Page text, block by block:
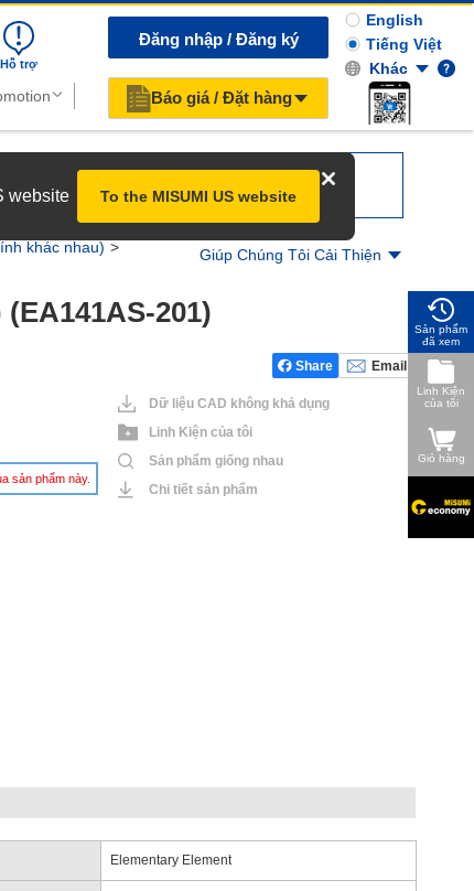
Hỗ trợ
Đăng nhập / Đăng ký
Báo giá / Đặt hàng
English
Tiếng Việt
Khác
website To the MISUMI US website
khác nhau)
Giúp Chúng Tôi Cải Thiện
201)
sản phẩm này.
Share Email
Dữ liệu CAD không khả dụng
Linh Kiện của tôi
Sản phẩm giống nhau
Chi tiết sản phẩm
Elementary Element
Sản phẩm
đã xem
Linh Kiện
của tôi
Giỏ hàng